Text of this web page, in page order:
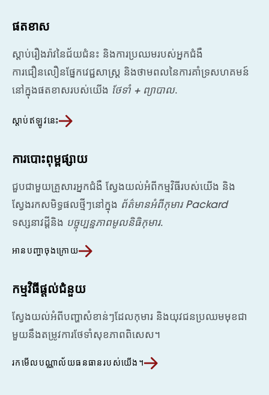
ផតខាស
ស្តាប់រឿងរ៉ាវនៃជ័យជំនះ និងការប្រឈមរបស់អ្នកជំងឺ
ការជឿនលឿនផ្នែកវេជ្ជសាស្រ្ត និងថាមពលនៃការគាំទ្រសហគមន៍
នៅក្នុងផតខាសរបស់យើង ថែទាំ + ព្យាបាល.
ស្តាប់ឥឡូវនេះ
ការបោះពុម្ពផ្សាយ
ជួបជាមួយគ្រួសារអ្នកជំងឺ ស្វែងយល់អំពីកម្មវិធីរបស់យើង និង
ស្វែងរកសមិទ្ធផលថ្មីៗនៅក្នុង ព័ត៌មានអំពីកុមារ Packard
ទស្សនាវដ្តីនិង បច្ចុប្បន្នភាពមូលនិធិកុមារ.
អានបញ្ហាចុងក្រោយ
កម្មវិធីផ្តល់ជំនួយ
ស្វែងយល់អំពីបញ្ហាសំខាន់ៗដែលកុមារ និងយុវជនប្រឈមមុខជា
មួយនឹងតម្រូវការថែទាំសុខភាពពិសេស។
រកមើលបណ្ណាល័យធនធានរបស់យើង។